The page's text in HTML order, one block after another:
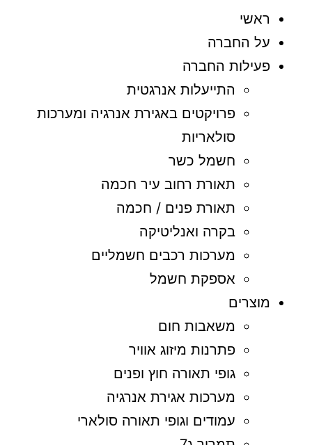
ראשי
על החברה
פעילות החברה
התייעלות אנרגטית
פרויקטים באגירת אנרגיה ומערכות
סולאריות
חשמל כשר
תאורת רחוב עיר חכמה
תאורת פנים / חכמה
בקרה ואנליטיקה
מערכות רכבים חשמליים
אספקת חשמל
מוצרים
משאבות חום
פתרנות מיזוג אוויר
גופי תאורה חוץ ופנים
מערכות אגירת אנרגיה
עמודים וגופי תאורה סולארי